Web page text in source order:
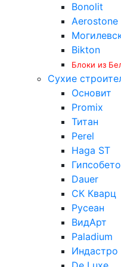
Bonolit
Bikton
Блоки из
Сухие
Основит
Promix
Титан
Perel
Haga ST
Dauer
СК Кварц
Русеан
ВидАрт
Paladium
Индастро